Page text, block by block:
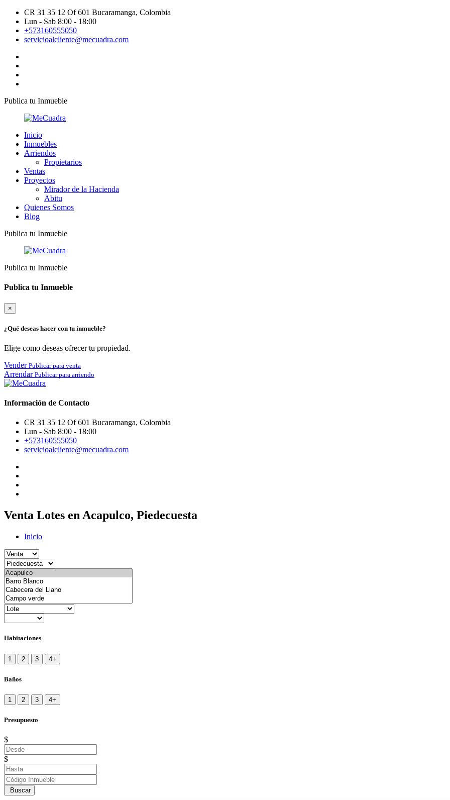
CR 31 35 12 Of 601 Bucaramanga, Colombia
Lun - Sab 8:00 - 18:00
+573160555050
servicioalcliente@mecuadra.com
Publica tu Inmueble
Inicio
Inmuebles
Arriendos
Propietarios
Ventas
Proyectos
Mirador de la Hacienda
Abitu
Quienes Somos
Blog
Publica tu Inmueble
Publica tu Inmueble
Publica tu Inmueble
×
¿Qué deseas hacer con tu inmueble?
Elige como deseas ofrecer tu propiedad.
Vender Publicar para venta
Arrendar Publicar para arriendo
Información de Contacto
CR 31 35 12 Of 601 Bucaramanga, Colombia
Lun - Sab 8:00 - 18:00
+573160555050
servicioalcliente@mecuadra.com
Venta Lotes en Acapulco, Piedecuesta
Inicio
Habitaciones
1 2 3 4+
Baños
1 2 3 4+
Presupuesto
$
$
Buscar